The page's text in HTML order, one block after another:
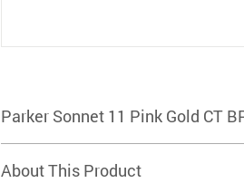
Parker Sonnet 11 Pink Gold CT
About This Product